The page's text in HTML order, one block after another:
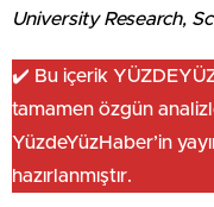
University Research,
✔️ Bu içerik
tamamen özgün
YüzdeYüzHaber’in
hazırlanmıştır.